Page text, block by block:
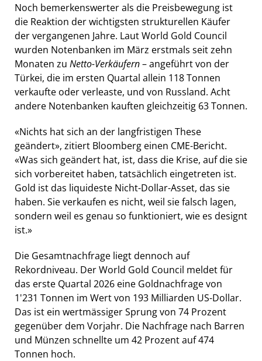
Noch bemerkenswerter als die Preisbewegung ist
die Reaktion der wichtigsten strukturellen Käufer
der vergangenen Jahre. Laut World Gold Council
wurden Notenbanken im März erstmals seit zehn
Monaten zu Netto-Verkäufern– angeführt von der
Türkei, die im ersten Quartal allein 118 Tonnen
verkaufte oder verleaste, und von Russland. Acht
andere Notenbanken kauften gleichzeitig 63 Tonnen.
«Nichts hat sich an der langfristigen These
geändert», zitiert Bloomberg einen CME-Bericht.
«Was sich geändert hat, ist, dass die Krise, auf die sie
sich vorbereitet haben, tatsächlich eingetreten ist.
Gold ist das liquideste Nicht-Dollar-Asset, das sie
haben. Sie verkaufen es nicht, weil sie falsch lagen,
sondern weil es genau so funktioniert, wie es designt
ist.»
Die Gesamtnachfrage liegt dennoch auf
Rekordniveau. Der World Gold Council meldet für
das erste Quartal 2026 eine Goldnachfrage von
1'231 Tonnen im Wert von 193 Milliarden US-Dollar.
Das ist ein wertmässiger Sprung von 74 Prozent
gegenüber dem Vorjahr. Die Nachfrage nach Barren
und Münzen schnellte um 42 Prozent auf 474
Tonnen hoch.